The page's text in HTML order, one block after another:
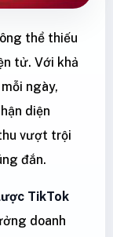
thể thiếu
tử. Với khả
ngày,
diện
vượt trội
đắn.
TikTok
doanh